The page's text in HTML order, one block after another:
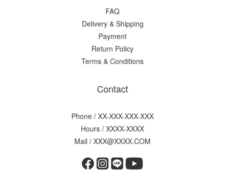
FAQ
Delivery & Shipping
Payment
Return Policy
Terms & Conditions
Contact
Phone / XX-XXX-XXX-XXX
Hours / XXXX-XXXX
Mail / XXX@XXXX.COM